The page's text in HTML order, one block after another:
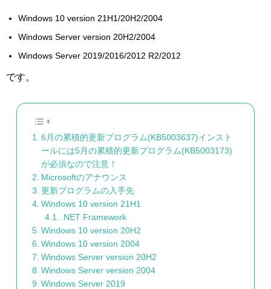
Windows 10 version 21H1/20H2/2004
Windows Server version 20H2/2004
Windows Server 2019/2016/2012 R2/2012
です。
6月の累積的更新プログラム(KB5003637)インスト
ールには5月の累積的更新プログラム(KB5003173)
が必須なので注意！
Microsoftのアナウンス
更新プログラムの入手先
Windows 10 version 21H1
.NET Framework
Windows 10 version 20H2
Windows 10 version 2004
Windows Server version 20H2
Windows Server version 2004
Windows Server 2019